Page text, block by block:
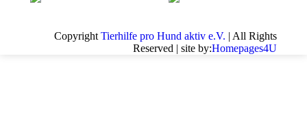
Copyright Tierhilfe pro Hund aktiv e.V. | All Rights
Reserved | site by:Homepages4U